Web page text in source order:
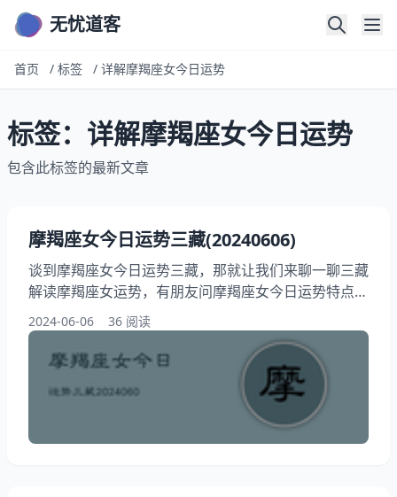
无忧道客
首页 / 标签 / 详解摩羯座女今日运势
标签：详解摩羯座女今日运势
包含此标签的最新文章
摩羯座女今日运势三藏(20240606)
谈到摩羯座女今日运势三藏，那就让我们来聊一聊三藏
解读摩羯座女运势，有朋友问摩羯座女今日运势特点，
此外，还有朋友想问摩羯座女今日运势如何，在本文
中，我们将介绍详解摩羯座女今日运势，跟随我们一起
探讨2024年06月06日摩羯座女今日运势预测吧！ 摩羯
座2024年06月06日运势一览表 今日项目 评分/详情/配
对 综合运势： ★★★★★（五星之路，步步为赢） 事
2024-06-06 36 阅读